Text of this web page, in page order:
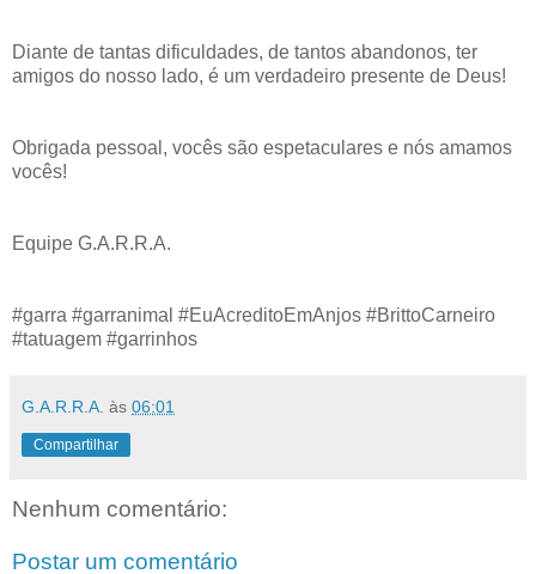
Diante de tantas dificuldades, de tantos abandonos, ter
amigos do nosso lado, é um verdadeiro presente de Deus!
Obrigada pessoal, vocês são espetaculares e nós amamos
vocês!
Equipe G.A.R.R.A.
#garra #garranimal #EuAcreditoEmAnjos #BrittoCarneiro
#tatuagem #garrinhos
G.A.R.R.A. às 06:01
Compartilhar
Nenhum comentário:
Postar um comentário